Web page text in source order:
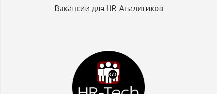
Вакансии для HR-Аналитиков